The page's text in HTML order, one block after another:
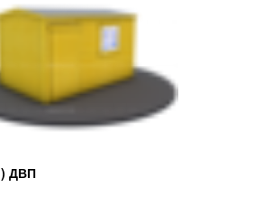
ДВП